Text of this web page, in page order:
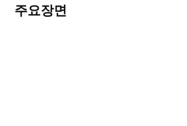
주요장면